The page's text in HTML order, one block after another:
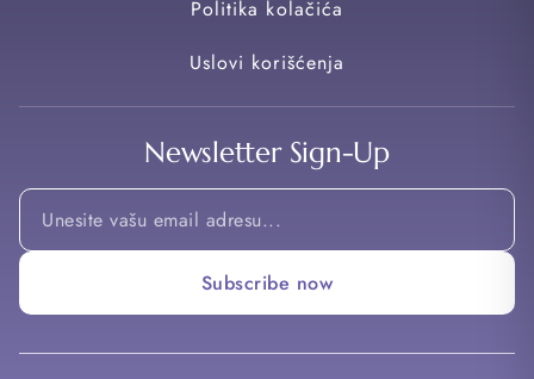
Politika kolačića
Uslovi korišćenja
Newsletter Sign-Up
*
Email
Subscribe now